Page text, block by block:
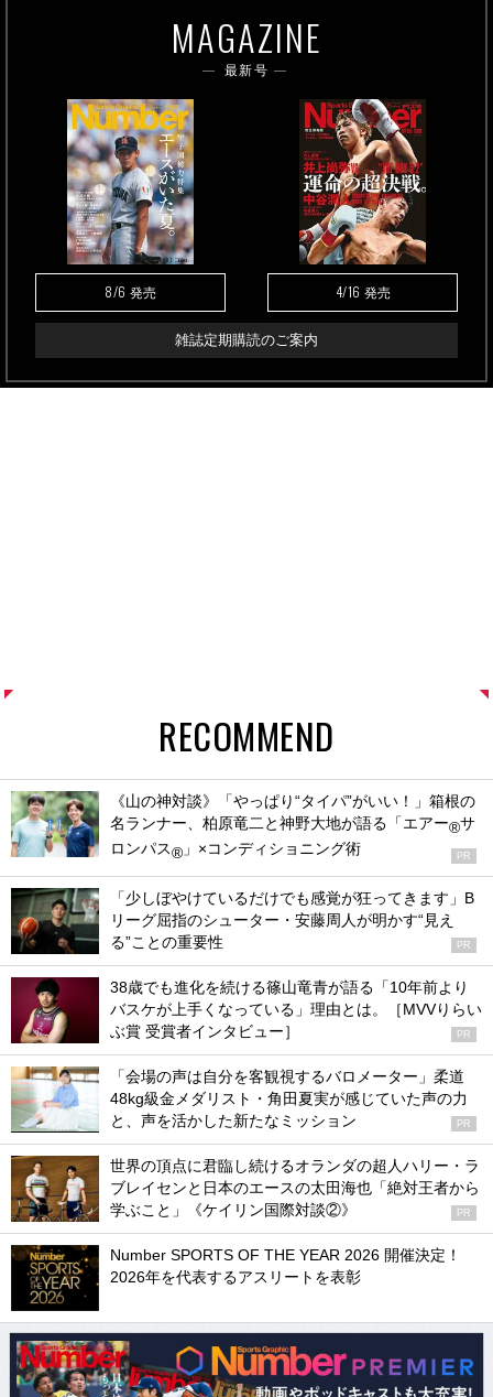
MAGAZINE
最新号
8/6 発売 4/16 発売
雑誌定期購読のご案内
RECOMMEND
《山の神対談》「やっぱり“タイパ”がいい！」箱根の
名ランナー、柏原竜二と神野大地が語る「エアー®サ
ロンパス® 」×コンディショニング術 PR
「少しぼやけているだけでも感覚が狂ってきます」B
リーグ屈指のシューター・安藤周人が明かす“見え
る”ことの重要性
PR
38歳でも進化を続ける篠山竜青が語る「10年前より
バスケが上手くなっている」理由とは。［MVVりらい
ぶ賞 受賞者インタビュー］
PR
「会場の声は自分を客観視するバロメーター」柔道
48kg級金メダリスト・角田夏実が感じていた声の力
と、声を活かした新たなミッション
PR
世界の頂点に君臨し続けるオランダの超人ハリー・ラ
ブレイセンと日本のエースの太田海也「絶対王者から
学ぶこと」《ケイリン国際対談②》
PR
Number SPORTS OF THE YEAR 2026 開催決定！
2026年を代表するアスリートを表彰